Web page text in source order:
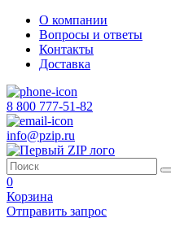
О компании
Вопросы и ответы
Контакты
Доставка
8 800 777-51-82
info@pzip.ru
0
Корзина
Отправить запрос